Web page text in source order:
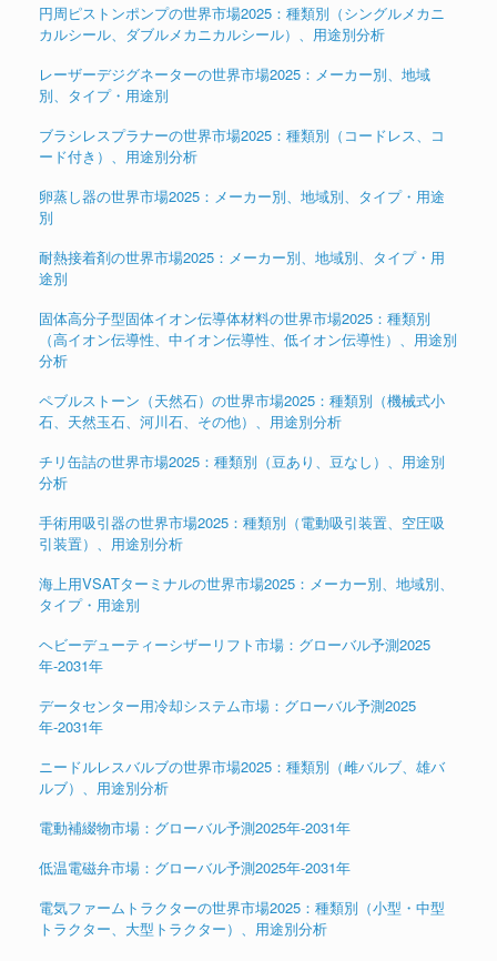
円周ピストンポンプの世界市場2025：種類別（シングルメカニ
カルシール、ダブルメカニカルシール）、用途別分析
レーザーデジグネーターの世界市場2025：メーカー別、地域
別、タイプ・用途別
ブラシレスプラナーの世界市場2025：種類別（コードレス、コ
ード付き）、用途別分析
卵蒸し器の世界市場2025：メーカー別、地域別、タイプ・用途
別
耐熱接着剤の世界市場2025：メーカー別、地域別、タイプ・用
途別
固体高分子型固体イオン伝導体材料の世界市場2025：種類別
（高イオン伝導性、中イオン伝導性、低イオン伝導性）、用途別
分析
ペブルストーン（天然石）の世界市場2025：種類別（機械式小
石、天然玉石、河川石、その他）、用途別分析
チリ缶詰の世界市場2025：種類別（豆あり、豆なし）、用途別
分析
手術用吸引器の世界市場2025：種類別（電動吸引装置、空圧吸
引装置）、用途別分析
海上用VSATターミナルの世界市場2025：メーカー別、地域別、
タイプ・用途別
ヘビーデューティーシザーリフト市場：グローバル予測2025
年-2031年
データセンター用冷却システム市場：グローバル予測2025
年-2031年
ニードルレスバルブの世界市場2025：種類別（雌バルブ、雄バ
ルブ）、用途別分析
電動補綴物市場：グローバル予測2025年-2031年
低温電磁弁市場：グローバル予測2025年-2031年
電気ファームトラクターの世界市場2025：種類別（小型・中型
トラクター、大型トラクター）、用途別分析